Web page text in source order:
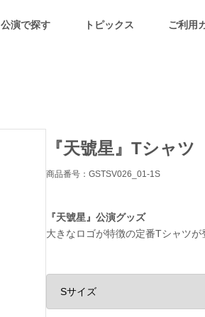
公演で探す トピックス ご利用
『天號星』Tシャツ
商品番号：GSTSV026_01-1S
『天號星』公演グッズ
大きなロゴが特徴の定番Tシャツが